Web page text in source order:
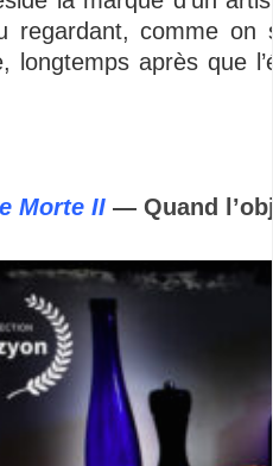
regardant, comme
longtemps après que
Morte II — Quand